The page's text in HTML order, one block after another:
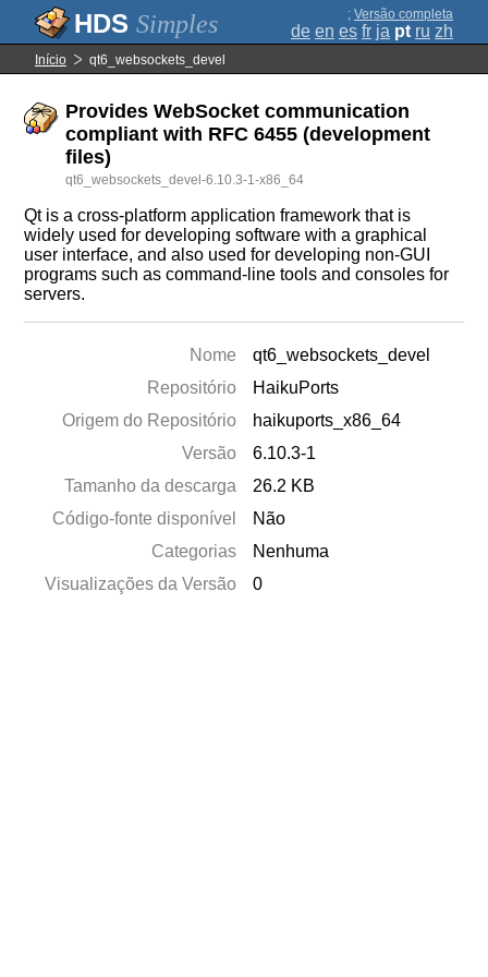
Simples ; Versão completa
de en es fr ja pt ru zh
Início qt6_websockets_devel
Provides WebSocket communication
compliant with RFC 6455 (development
files)
qt6_websockets_devel-6.10.3-1-x86_64
Qt is a cross-platform application framework that is
widely used for developing software with a graphical
user interface, and also used for developing non-GUI
programs such as command-line tools and consoles for
servers.
Nome
qt6_websockets_devel
Repositório
HaikuPorts
Origem do Repositório
haikuports_x86_64
Versão
6.10.3-1
Tamanho da descarga
26.2 KB
Código-fonte disponível
Não
Categorias
Nenhuma
Visualizações da Versão
0